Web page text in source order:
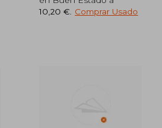
10,20 € Comprar Usado